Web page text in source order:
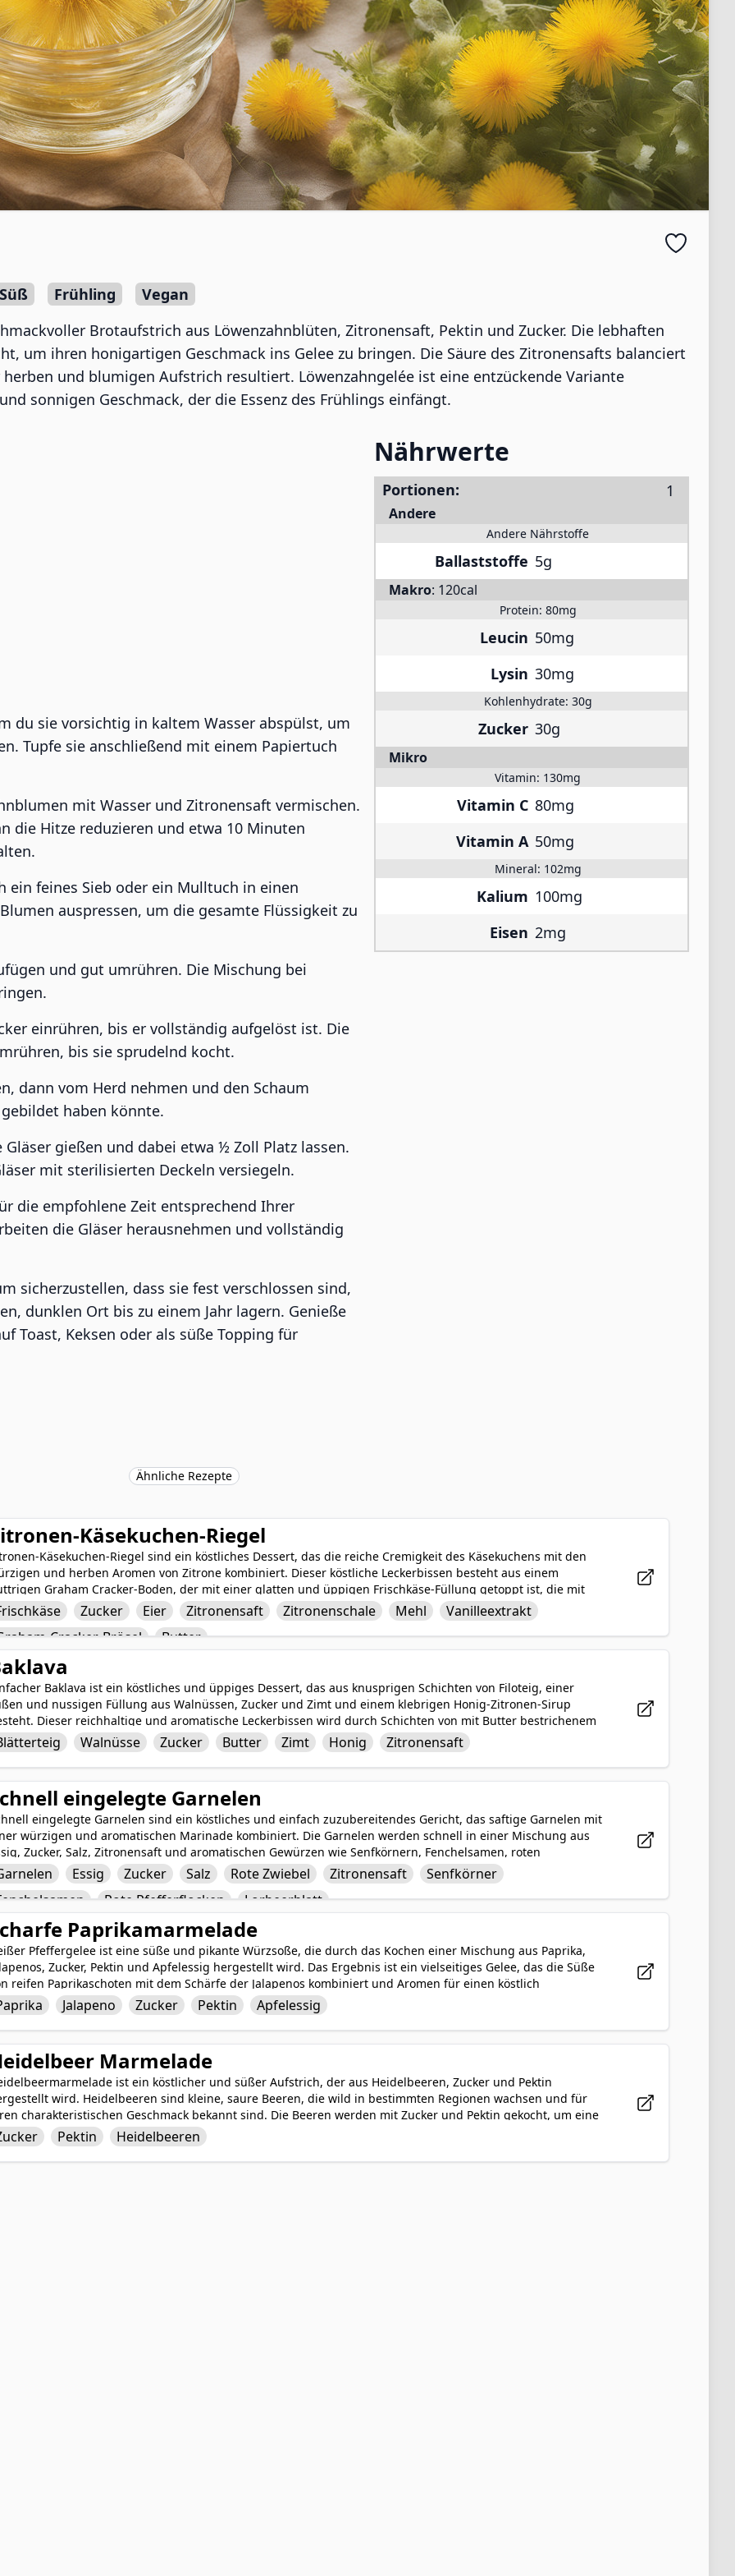
Süß Frühling
Vegan
Brotaufstrich aus Löwenzahnblüten, Zitronensaft, Pektin und Zucker. Die lebhaften
um ihren honigartigen Geschmack ins Gelee zu bringen. Die Säure des Zitronensafts balanciert
und blumigen Aufstrich resultiert. Löwenzahngelée ist eine entzückende Variante
sonnigen Geschmack, der die Essenz des Frühlings einfängt.
du sie vorsichtig in kaltem Wasser abspülst, um
Tupfe sie anschließend mit einem Papiertuch
mit Wasser und Zitronensaft vermischen.
die Hitze reduzieren und etwa 10 Minuten
ein feines Sieb oder ein Mulltuch in einen
auspressen, um die gesamte Flüssigkeit zu
und gut umrühren. Die Mischung bei
einrühren, bis er vollständig aufgelöst ist. Die
bis sie sprudelnd kocht.
dann vom Herd nehmen und den Schaum
haben könnte.
gießen und dabei etwa ½ Zoll Platz lassen.
mit sterilisierten Deckeln versiegeln.
die empfohlene Zeit entsprechend Ihrer
die Gläser herausnehmen und vollständig
sicherzustellen, dass sie fest verschlossen sind,
dunklen Ort bis zu einem Jahr lagern. Genieße
Toast, Keksen oder als süße Topping für
Nährwerte
Portionen:
Andere
Andere Nährstoffe
Ballaststoffe 5g
Makro: 120cal
Protein: 80mg
Leucin 50mg
Lysin 30mg
Kohlenhydrate: 30g
Zucker 30g
Mikro
Vitamin: 130mg
Vitamin C 80mg
Vitamin A 50mg
Mineral: 102mg
Kalium 100mg
Eisen 2mg
Ähnliche Rezepte
Käsekuchen-Riegel
Käsekuchen-Riegel sind ein köstliches Dessert, das die reiche Cremigkeit des Käsekuchens mit den
und herben Aromen von Zitrone kombiniert. Dieser köstliche Leckerbissen besteht aus einem
Graham Cracker-Boden, der mit einer glatten und üppigen Frischkäse-Füllung getoppt ist, die mit
Zitronensaft und Zitronenschale verfeinert ist. Die Zugabe von Eiern, Zucker, Mehl und Vanilleextrakt
für eine samtige Textur und ein perfektes Gleichgewicht von Süße und Herbe. Gebacken bis zur
sind diese Zitronen-Käsekuchen-Riegel eine himmlische Kombination von Aromen, die jeden
zufriedenstellen wird.
Zucker Eier Zitronensaft Zitronenschale Mehl
Vanilleextrakt
Cracker-Brösel
Butter
Baklava ist ein köstliches und üppiges Dessert, das aus knusprigen Schichten von Filoteig, einer
und nussigen Füllung aus Walnüssen, Zucker und Zimt und einem klebrigen Honig-Zitronen-Sirup
Dieser reichhaltige und aromatische Leckerbissen wird durch Schichten von mit Butter bestrichenem
und der Nussmischung zusammengebaut, dann gebacken, bis er goldbraun und knusprig ist. Wenn er
dem Ofen kommt, wird er großzügig mit einem süßen und sauren Honig-Zitronen-Sirup beträufelt, was ein
knuspriges, süßes und aromatisches Dessert kreiert, das eine wahre Freude für die
ist.
Walnüsse Zucker Butter Zimt Honig Zitronensaft
eingelegte Garnelen
eingelegte Garnelen sind ein köstliches und einfach zuzubereitendes Gericht, das saftige Garnelen mit
würzigen und aromatischen Marinade kombiniert. Die Garnelen werden schnell in einer Mischung aus
Zucker, Salz, Zitronensaft und aromatischen Gewürzen wie Senfkörnern, Fenchelsamen, roten
und Lorbeerblatt mariniert. Dies führt zu einem einzigartigen Geschmacksprofil, das sowohl
als auch herzhaft ist und sich hervorragend als Vorspeise oder leichte Mahlzeit eignet. Der schnelle
durchtränkt die Garnelen mit einer Explosion von Frische, was dieses Gericht zu einer
und vielseitigen Leckerei macht, die mit Sicherheit beeindrucken wird.
Essig Zucker Salz Rote Zwiebel Zitronensaft
Senfkörner
Rote Pfefferflocken Lorbeerblatt
Paprikamarmelade
Pfeffergelee ist eine süße und pikante Würzsoße, die durch das Kochen einer Mischung aus Paprika,
Zucker, Pektin und Apfelessig hergestellt wird. Das Ergebnis ist ein vielseitiges Gelee, das die Süße
reifen Paprikaschoten mit dem Schärfe der Jalapenos kombiniert und Aromen für einen köstlich
Geschmack ausgleicht. Dieses Gelee kann als Aufstrich auf Crackern oder Toast, als Glasur für
oder als Dip für Chips verwendet werden und bietet in jedem Biss eine Explosion von Schärfe und Süße.
lebendige Farbe und sein kräftiges Aroma machen es zu einer beliebten und vielseitigen Ergänzung zu
kulinarischen Repertoire.
Jalapeno Zucker Pektin Apfelessig
Marmelade
ist ein köstlicher und süßer Aufstrich, der aus Heidelbeeren, Zucker und Pektin
wird. Heidelbeeren sind kleine, saure Beeren, die wild in bestimmten Regionen wachsen und für
charakteristischen Geschmack bekannt sind. Die Beeren werden mit Zucker und Pektin gekocht, um eine
marmeladenartige Konsistenz zu erzeugen, die sich hervorragend zum Aufstreichen auf Toast, Kekse
als Topping für Desserts eignet. Heidelbeermarmelade fängt die Essenz der wilden Beeren ein, mit einem
Verhältnis von Süße und Säure, das sie zu einer beliebten und geschmackvollen Ergänzung zu
Pektin Heidelbeeren